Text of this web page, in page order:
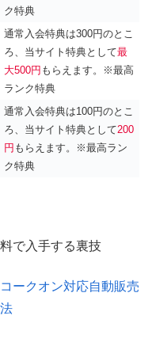
ク特典
通常入会特典は300円のとこ
ろ、当サイト特典として最
大500円 もらえます。※最高
ランク特典
通常入会特典は100円のとこ
ろ、当サイト特典として200
円 もらえます。※最高ラン
ク特典
で入手する裏技
ークオン対応自動販売